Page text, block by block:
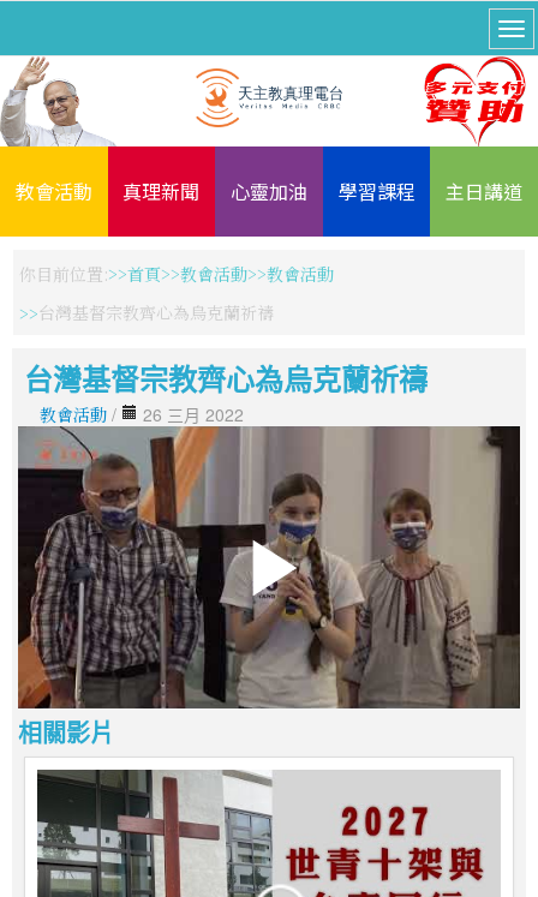
教會活動 真理新聞 心靈加油 學習課程 主日講道
你目前位置: 首頁 教會活動
教會活動
台灣基督宗教齊心為烏克蘭祈禱
台灣基督宗教齊心為烏克蘭祈禱
教會活動 / 26 三月 2022
相關影片